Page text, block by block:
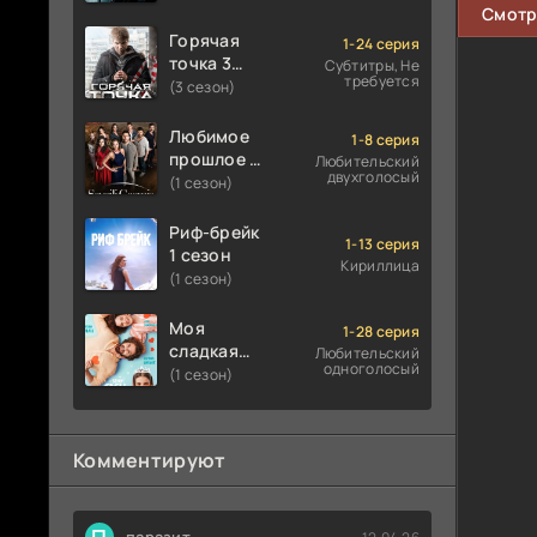
Горячая
точка 3
сезон
(3 сезон)
1-24 серия
Субтитры, Не
требуется
Любимое
прошлое 1
сезон
(1 сезон)
1-8 серия
Любительский
двухголосый
Риф-брейк
1 сезон
(1 сезон)
1-13 серия
Кириллица
Моя
сладкая
ложь 1
(1 сезон)
1-28 серия
Любительский
одноголосый
Комментируют